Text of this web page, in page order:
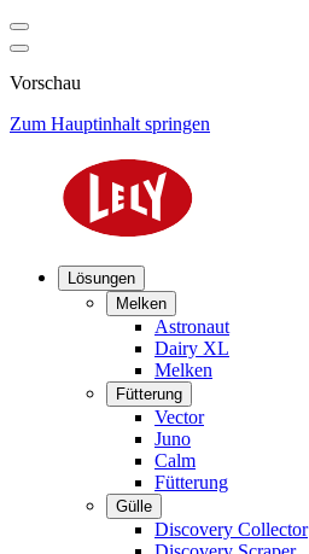
Vorschau
Zum Hauptinhalt springen
Lösungen
Melken
Astronaut
Dairy XL
Melken
Fütterung
Vector
Juno
Calm
Fütterung
Gülle
Discovery Collector